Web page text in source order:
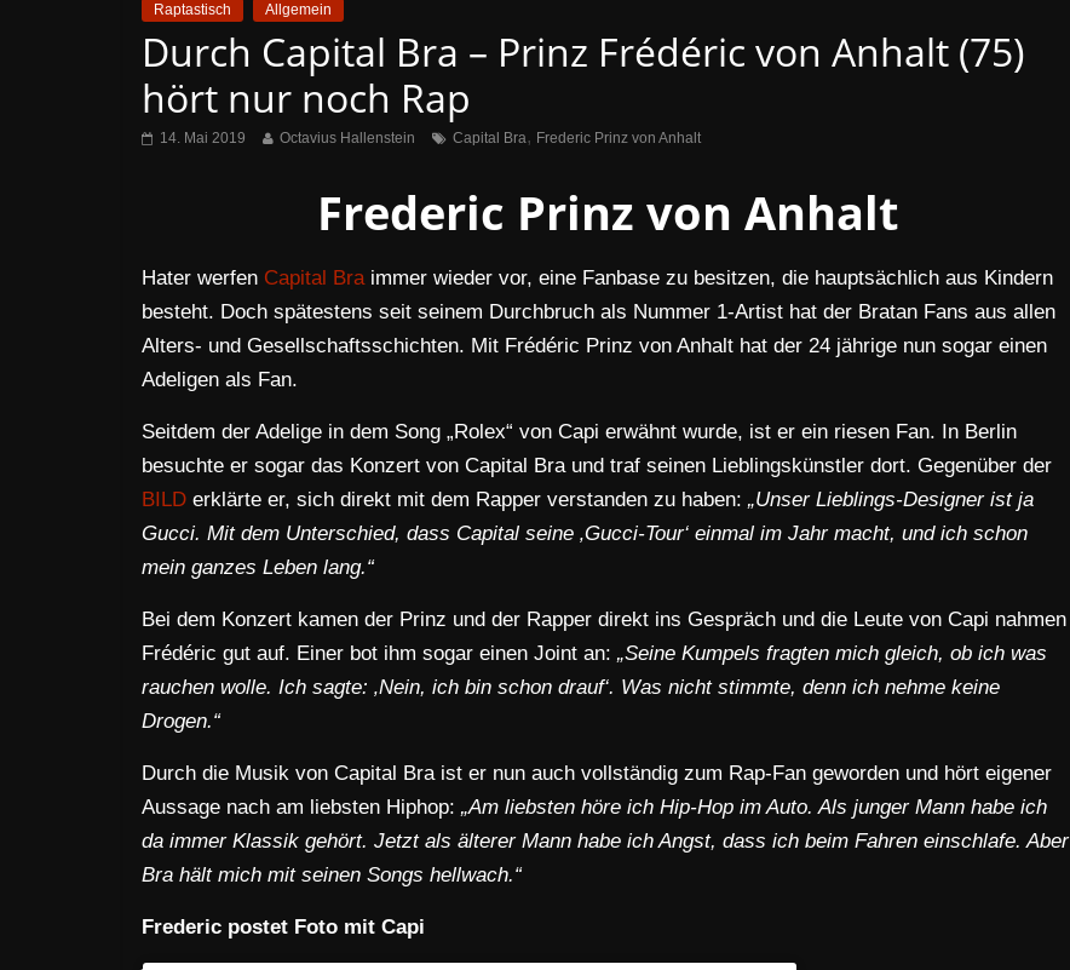
Raptastisch Allgemein
Durch Capital Bra – Prinz Frédéric von Anhalt (75)
hört nur noch Rap
14. Mai 2019 Octavius Hallenstein Capital Bra, Frederic Prinz von Anhalt
Frederic Prinz von Anhalt
Hater werfen Capital Braimmer wieder vor, eine Fanbase zu besitzen, die hauptsächlich aus Kindern
besteht. Doch spätestens seit seinem Durchbruch als Nummer 1-Artist hat der Bratan Fans aus allen
Alters- und Gesellschaftsschichten. Mit Frédéric Prinz von Anhalt hat der 24 jährige nun sogar einen
Adeligen als Fan.
Seitdem der Adelige in dem Song „Rolex“ von Capi erwähnt wurde, ist er ein riesen Fan. In Berlin
besuchte er sogar das Konzert von Capital Bra und traf seinen Lieblingskünstler dort. Gegenüber der
BILD erklärte er, sich direkt mit dem Rapper verstanden zu haben: „Unser Lieblings-Designer ist ja
Gucci. Mit dem Unterschied, dass Capital seine ‚Gucci-Tour‘ einmal im Jahr macht, und ich schon
mein ganzes Leben lang.“
Bei dem Konzert kamen der Prinz und der Rapper direkt ins Gespräch und die Leute von Capi nahmen
Frédéric gut auf. Einer bot ihm sogar einen Joint an: „Seine Kumpels fragten mich gleich, ob ich was
rauchen wolle. Ich sagte: ‚Nein, ich bin schon drauf‘. Was nicht stimmte, denn ich nehme keine
Drogen.“
Durch die Musik von Capital Bra ist er nun auch vollständig zum Rap-Fan geworden und hört eigener
Aussage nach am liebsten Hiphop: „Am liebsten höre ich Hip-Hop im Auto. Als junger Mann habe ich
da immer Klassik gehört. Jetzt als älterer Mann habe ich Angst, dass ich beim Fahren einschlafe. Aber
Bra hält mich mit seinen Songs hellwach.“
Frederic postet Foto mit Capi